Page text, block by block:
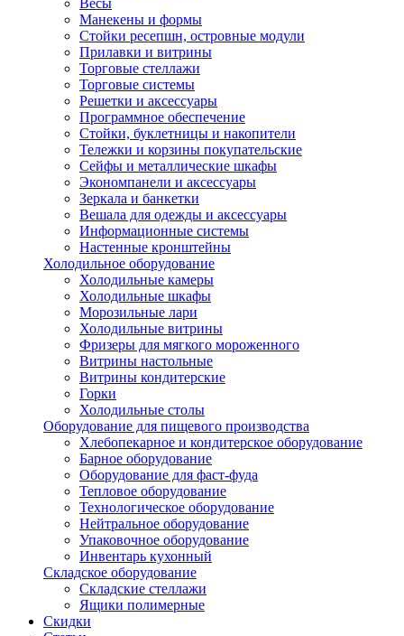
Весы
Манекены и формы
Стойки ресепшн, островные модули
Прилавки и витрины
Торговые стеллажи
Торговые системы
Решетки и аксессуары
Программное обеспечение
Стойки, буклетницы и накопители
Тележки и корзины покупательские
Сейфы и металлические шкафы
Экономпанели и аксессуары
Зеркала и банкетки
Вешала для одежды и аксессуары
Информационные системы
Настенные кронштейны
Холодильное оборудование
Холодильные камеры
Холодильные шкафы
Морозильные лари
Холодильные витрины
Фризеры для мягкого мороженного
Витрины настольные
Витрины кондитерские
Горки
Холодильные столы
Оборудование для пищевого производства
Хлебопекарное и кондитерское оборудование
Барное оборудование
Оборудование для фаст-фуда
Тепловое оборудование
Технологическое оборудование
Нейтральное оборудование
Упаковочное оборудование
Инвентарь кухонный
Складское оборудование
Складские стеллажи
Ящики полимерные
Скидки